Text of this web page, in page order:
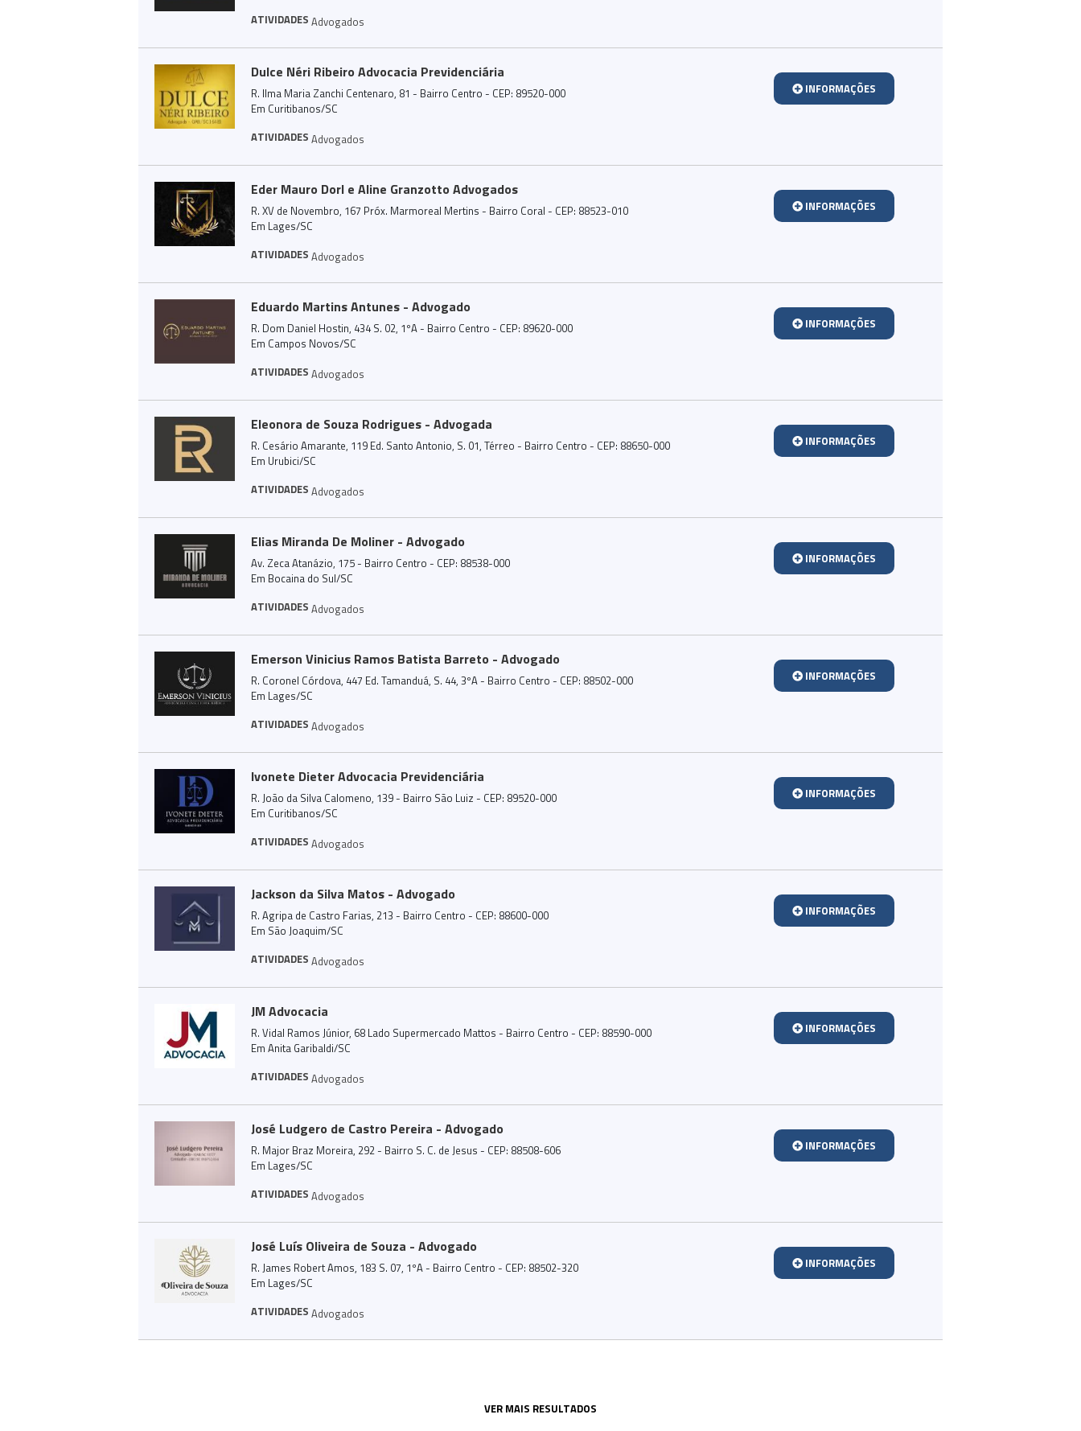
ATIVIDADES Advogados
Dulce Néri Ribeiro Advocacia Previdenciária
R. Ilma Maria Zanchi Centenaro, 81 - Bairro Centro - CEP: 89520-000
Em Curitibanos/SC
ATIVIDADES Advogados
INFORMAÇÕES
Eder Mauro Dorl e Aline Granzotto Advogados
R. XV de Novembro, 167 Próx. Marmoreal Mertins - Bairro Coral - CEP: 88523-010
Em Lages/SC
ATIVIDADES Advogados
INFORMAÇÕES
Eduardo Martins Antunes - Advogado
R. Dom Daniel Hostin, 434 S. 02, 1ºA - Bairro Centro - CEP: 89620-000
Em Campos Novos/SC
ATIVIDADES Advogados
INFORMAÇÕES
Eleonora de Souza Rodrigues - Advogada
R. Cesário Amarante, 119 Ed. Santo Antonio, S. 01, Térreo - Bairro Centro - CEP: 88650-000
Em Urubici/SC
ATIVIDADES Advogados
INFORMAÇÕES
Elias Miranda De Moliner - Advogado
Av. Zeca Atanázio, 175 - Bairro Centro - CEP: 88538-000
Em Bocaina do Sul/SC
ATIVIDADES Advogados
INFORMAÇÕES
Emerson Vinicius Ramos Batista Barreto - Advogado
R. Coronel Córdova, 447 Ed. Tamanduá, S. 44, 3ºA - Bairro Centro - CEP: 88502-000
Em Lages/SC
ATIVIDADES Advogados
INFORMAÇÕES
Ivonete Dieter Advocacia Previdenciária
R. João da Silva Calomeno, 139 - Bairro São Luiz - CEP: 89520-000
Em Curitibanos/SC
ATIVIDADES Advogados
INFORMAÇÕES
Jackson da Silva Matos - Advogado
R. Agripa de Castro Farias, 213 - Bairro Centro - CEP: 88600-000
Em São Joaquim/SC
ATIVIDADES Advogados
INFORMAÇÕES
JM Advocacia
R. Vidal Ramos Júnior, 68 Lado Supermercado Mattos - Bairro Centro - CEP: 88590-000
Em Anita Garibaldi/SC
ATIVIDADES Advogados
INFORMAÇÕES
José Ludgero de Castro Pereira - Advogado
R. Major Braz Moreira, 292 - Bairro S. C. de Jesus - CEP: 88508-606
Em Lages/SC
ATIVIDADES Advogados
INFORMAÇÕES
José Luís Oliveira de Souza - Advogado
R. James Robert Amos, 183 S. 07, 1ºA - Bairro Centro - CEP: 88502-320
Em Lages/SC
ATIVIDADES Advogados
INFORMAÇÕES
VER MAIS RESULTADOS